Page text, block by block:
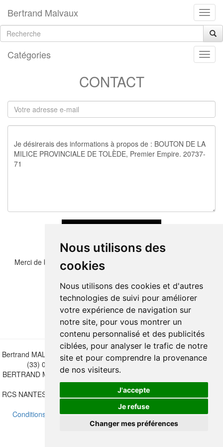
Nous utilisons des
cookies
Nous utilisons des cookies et d'autres
technologies de suivi pour améliorer
votre expérience de navigation sur
notre site, pour vous montrer un
contenu personnalisé et des publicités
ciblées, pour analyser le trafic de notre
site et pour comprendre la provenance
de nos visiteurs.
J'accepte
Je refuse
Changer mes préférences
Bertrand Malvaux
Catégories
CONTACT
Merci de bien vouloir recopier les chiffres et lettre ci-dessous :
Bertrand MALVAUX - 22 rue Crébillon, 44000 Nantes - FRANCE - Tél.
(33) 02 40 733 600 — bertrand.malvaux@wanadoo.fr
BERTRAND MALVAUX - ÉDITIONS DU CANONNIER SARL au capital
de 47.000 EUROS
RCS NANTES B 442 295 077 - N° INTRACOMMUNAUTAIRE CEE FR
30 442 295 077
Conditions de vente-Mettre à jour vos préférences de cookies